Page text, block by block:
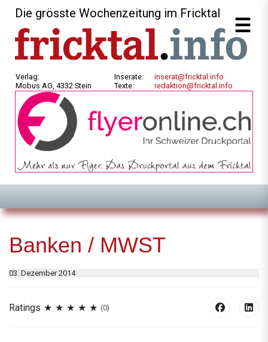
Die grösste Wochenzeitung im Fricktal
Verlag:
Mobus AG, 4332 Stein
Inserate:
Texte:
inserat@fricktal.info
redaktion@fricktal.info
Banken / MWST
03. Dezember 2014
Ratings (0)